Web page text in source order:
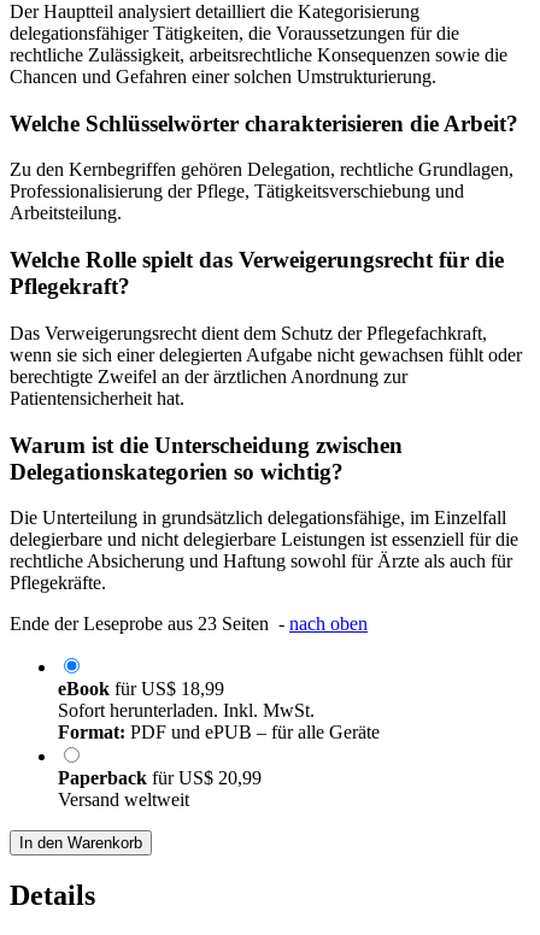
Der Hauptteil analysiert detailliert die Kategorisierung
delegationsfähiger Tätigkeiten, die Voraussetzungen für die
rechtliche Zulässigkeit, arbeitsrechtliche Konsequenzen sowie die
Chancen und Gefahren einer solchen Umstrukturierung.
Welche Schlüsselwörter charakterisieren die Arbeit?
Zu den Kernbegriffen gehören Delegation, rechtliche Grundlagen,
Professionalisierung der Pflege, Tätigkeitsverschiebung und
Arbeitsteilung.
Welche Rolle spielt das Verweigerungsrecht für die
Pflegekraft?
Das Verweigerungsrecht dient dem Schutz der Pflegefachkraft,
wenn sie sich einer delegierten Aufgabe nicht gewachsen fühlt oder
berechtigte Zweifel an der ärztlichen Anordnung zur
Patientensicherheit hat.
Warum ist die Unterscheidung zwischen
Delegationskategorien so wichtig?
Die Unterteilung in grundsätzlich delegationsfähige, im Einzelfall
delegierbare und nicht delegierbare Leistungen ist essenziell für die
rechtliche Absicherung und Haftung sowohl für Ärzte als auch für
Pflegekräfte.
Ende der Leseprobe aus 23 Seiten - nach oben
eBook fürUS$ 18,99
Sofort herunterladen. Inkl. MwSt.
Format: PDF und ePUB – für alle Geräte
Paperback fürUS$ 20,99
Versand weltweit
In den Warenkorb
Details